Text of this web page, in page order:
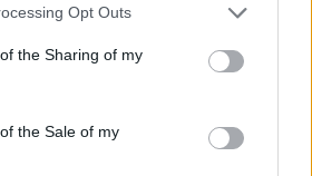
Opt Outs
the Sharing of my
the Sale of my